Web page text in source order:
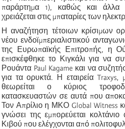
παράρτημα 1), καθώς και άλλα
χρειάζεται στις μπαταρίες των
Η αναζήτηση τέτοιων κρίσιμων
νέου ενδοϊμπεριαλιστικού
της Ευρωπαϊκής Επιτροπής, η
επισκέφθηκε το Κιγκάλι για να
Ρουάντα Paul Kagame και να
για τα ορυκτά. Η εταιρεία
θεωρείται ο κύριος
κατασκευαστών σε αυτά που
Τον Απρίλιο η ΜΚΟ Global Witness
γνώσει της εμπορεύεται
Κιβού που ελέγχονται από